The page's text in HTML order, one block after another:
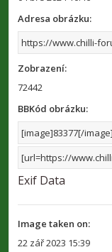
Adresa obrázku:
Zobrazení:
72442
BBKód obrázku:
Exif Data
Image taken on:
22 zář 2023 15:39